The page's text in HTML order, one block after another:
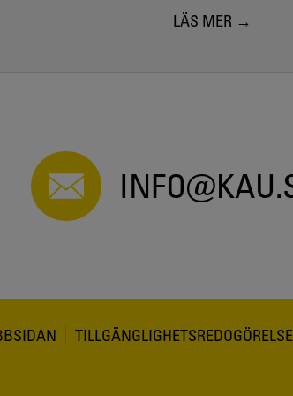
LÄS MER
TILLGÄNGLIGHETSREDOGÖRELSE